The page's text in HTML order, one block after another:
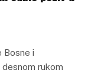
Bosne i
rukom